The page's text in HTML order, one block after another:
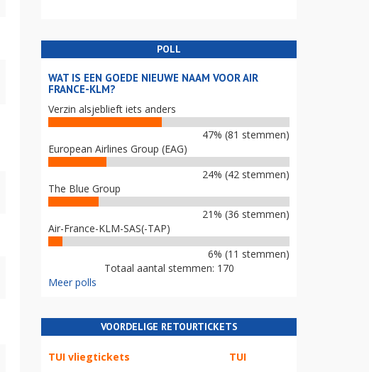
POLL
WAT IS EEN GOEDE NIEUWE NAAM VOOR AIR
FRANCE-KLM?
Verzin alsjeblieft iets anders
47% (81 stemmen)
European Airlines Group (EAG)
24% (42 stemmen)
The Blue Group
21% (36 stemmen)
Air-France-KLM-SAS(-TAP)
6% (11 stemmen)
Totaal aantal stemmen: 170
Meer polls
VOORDELIGE RETOURTICKETS
TUI vliegtickets TUI